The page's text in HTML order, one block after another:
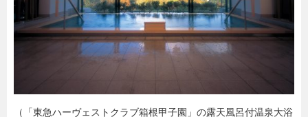
（「東急ハーヴェストクラブ箱根甲子園」の露天風呂付温泉大浴